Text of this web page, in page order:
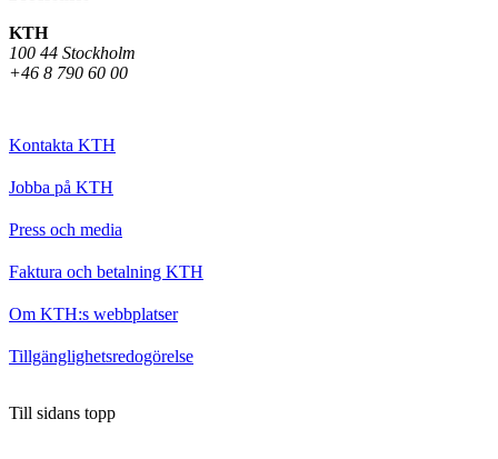
KTH
100 44 Stockholm
+46 8 790 60 00
Kontakta KTH
Jobba på KTH
Press och media
Faktura och betalning KTH
Om KTH:s webbplatser
Tillgänglighetsredogörelse
Till sidans topp